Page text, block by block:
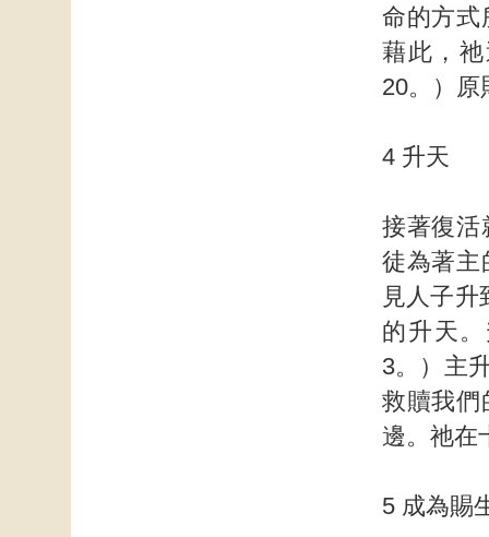
命的方式
藉此，
20。）原
4 升天
接著復活
徒為著主
見人子
的升天
3。）主
救贖我們
邊。祂在
5 成為賜